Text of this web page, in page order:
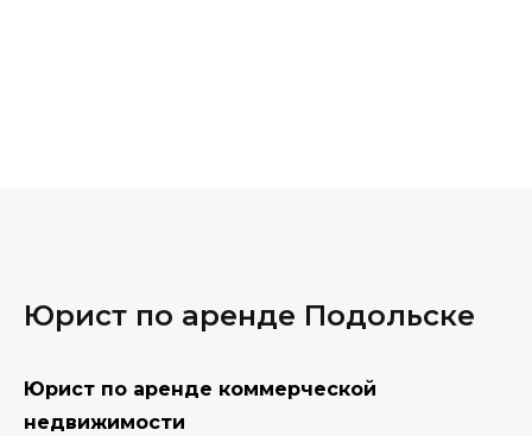
Юрист по аренде Подольске
Юрист по аренде коммерческой
недвижимости